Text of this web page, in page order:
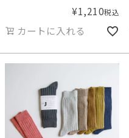
¥1,210税込
カートに入れる